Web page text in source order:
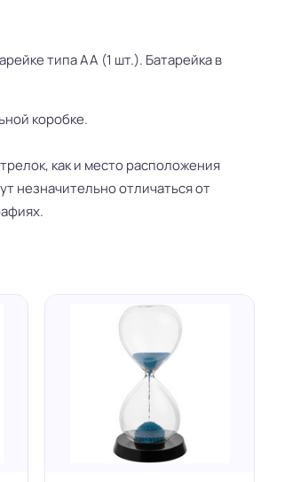
типа АА (1 шт.). Батарейка в
коробке.
как и место расположения
незначительно отличаться от